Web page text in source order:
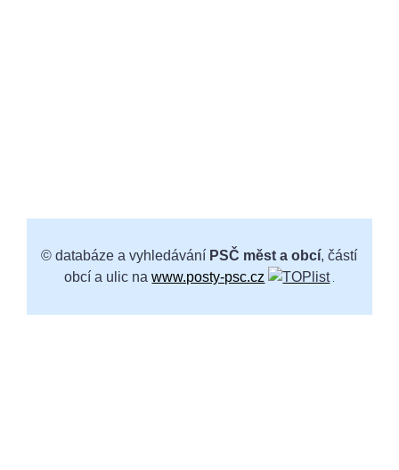
© databáze a vyhledávání PSČ měst a obcí, částí
obcí a ulic nawww.posty-psc.cz